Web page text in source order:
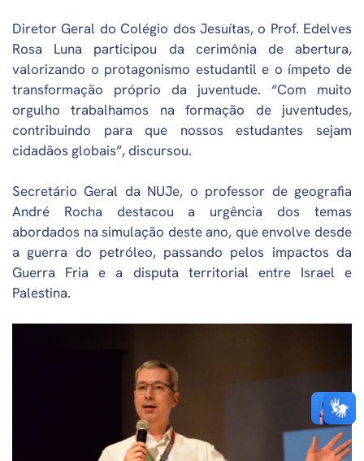
Diretor Geral do Colégio dos Jesuítas, o Prof. Edelves
Rosa Luna participou da cerimônia de abertura,
valorizando o protagonismo estudantil e o ímpeto de
transformação próprio da juventude. “Com muito
orgulho trabalhamos na formação de juventudes,
contribuindo para que nossos estudantes sejam
cidadãos globais”, discursou.
Secretário Geral da NUJe, o professor de geografia
André Rocha destacou a urgência dos temas
abordados na simulação deste ano, que envolve desde
a guerra do petróleo, passando pelos impactos da
Guerra Fria e a disputa territorial entre Israel e
Palestina.